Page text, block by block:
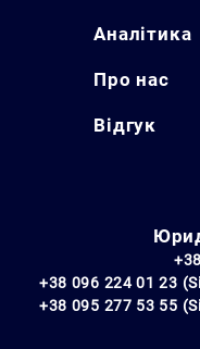
Аналітика
Про нас
Відгук
+38 096 224 01 23
+38 095 277 53 55